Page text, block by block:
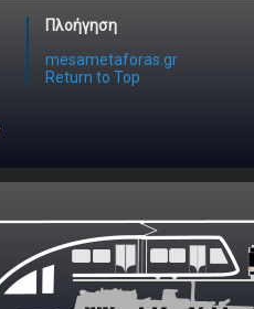
Πλοήγηση
mesametaforas.gr
Return to Top